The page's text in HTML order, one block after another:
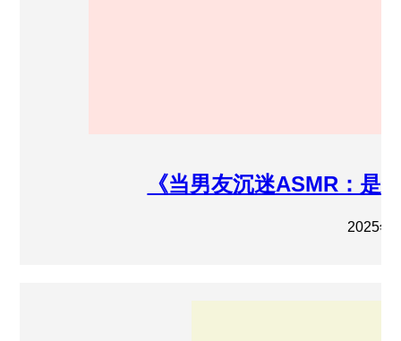
《当男友沉迷ASMR：是
2025年